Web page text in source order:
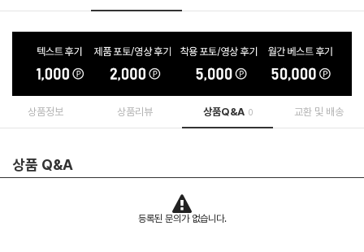
상품정보 상품리뷰 상품Q&A 0 교환 및 배송
상품 Q&A
등록된 문의가 없습니다.